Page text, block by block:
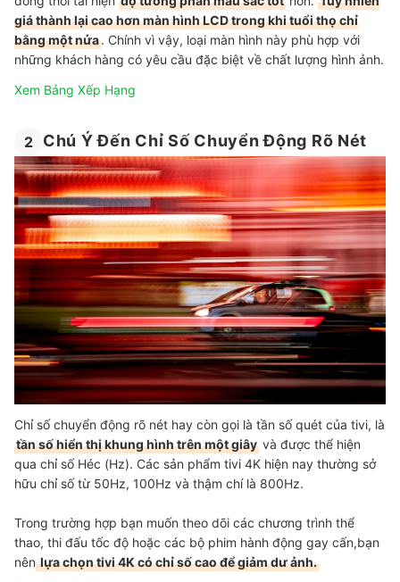
giá thành lại cao hơn màn hình LCD trong khi tuổi thọ chỉ
bằng một nửa. Chính vì vậy, loại màn hình này phù hợp với
những khách hàng có yêu cầu đặc biệt về chất lượng hình ảnh.
Xem Bảng Xếp Hạng
2 Chú Ý Đến Chỉ Số Chuyển Động Rõ Nét
Chỉ số chuyển động rõ nét hay còn gọi là tần số quét của tivi, là
tần số hiển thị khung hình trên một giây và được thể hiện
qua chỉ số Héc (Hz). Các sản phẩm tivi 4K hiện nay thường sở
hữu chỉ số từ 50Hz, 100Hz và thậm chí là 800Hz.
Trong trường hợp bạn muốn theo dõi các chương trình thể
thao, thi đấu tốc độ hoặc các bộ phim hành động gay cấn,bạn
nênlựa chọn tivi 4K có chỉ số cao để giảm dư ảnh.